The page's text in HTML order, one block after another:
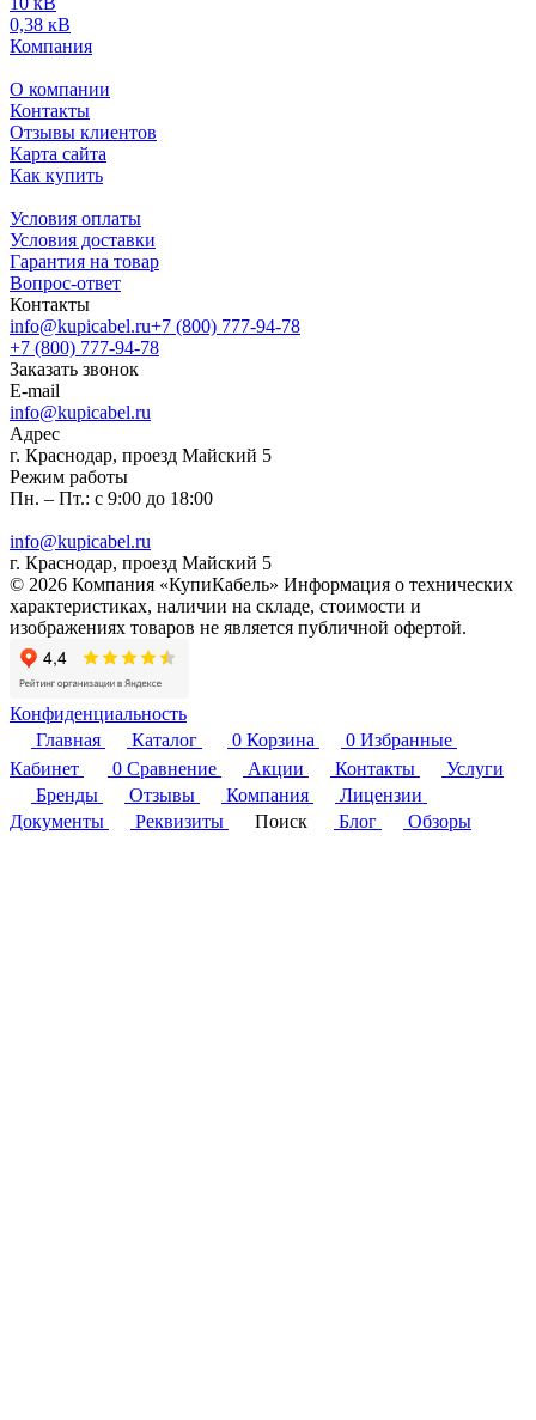
0,38 кВ
Компания
О компании
Контакты
Отзывы клиентов
Карта сайта
Как купить
Условия оплаты
Условия доставки
Гарантия на товар
Вопрос-ответ
Контакты
info@kupicabel.ru+7 (800) 777-94-78
+7 (800) 777-94-78
Заказать звонок
E-mail
info@kupicabel.ru
Адрес
г. Краснодар, проезд Майский 5
Режим работы
Пн. – Пт.: с 9:00 до 18:00
info@kupicabel.ru
г. Краснодар, проезд Майский 5
© 2026 Компания «КупиКабель» Информация о технических
характеристиках, наличии на складе, стоимости и
изображениях товаров не является публичной офертой.
Конфиденциальность
Главная
Каталог 0 Корзина 0 Избранные
Кабинет
0 Сравнение Акции Контакты
Услуги
Бренды
Отзывы Компания
Лицензии
Документы
Реквизиты Поиск Блог Обзоры